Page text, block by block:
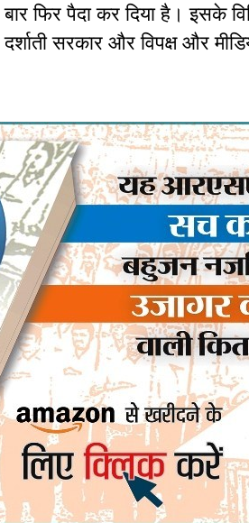
फिर पैदा कर दिया है। इसके
सरकार और विपक्ष और